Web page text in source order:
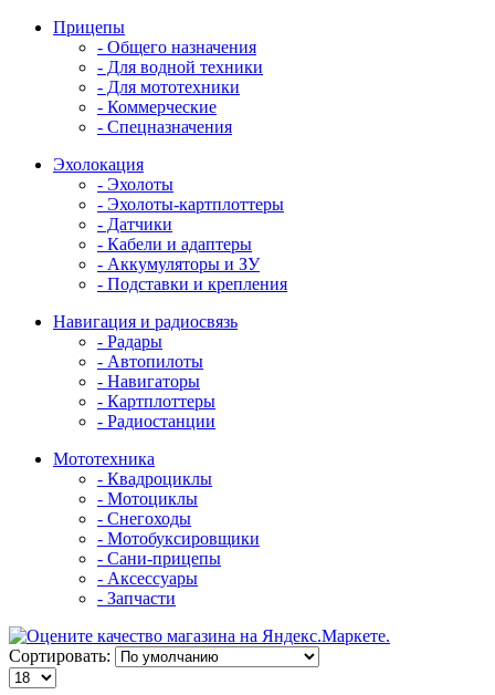
Прицепы
- Общего назначения
- Для водной техники
- Для мототехники
- Коммерческие
- Спецназначения
Эхолокация
- Эхолоты
- Эхолоты-картплоттеры
- Датчики
- Кабели и адаптеры
- Аккумуляторы и ЗУ
- Подставки и крепления
Навигация и радиосвязь
- Радары
- Автопилоты
- Навигаторы
- Картплоттеры
- Радиостанции
Мототехника
- Квадроциклы
- Мотоциклы
- Снегоходы
- Мотобуксировщики
- Сани-прицепы
- Аксессуары
- Запчасти
Сортировать: